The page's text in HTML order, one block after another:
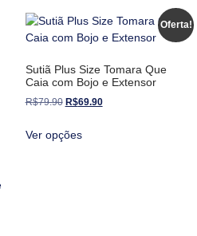
Oferta!
Sutiã Plus Size Tomara Que
Caia com Bojo e Extensor
R$79.90 R$69.90
Ver opções